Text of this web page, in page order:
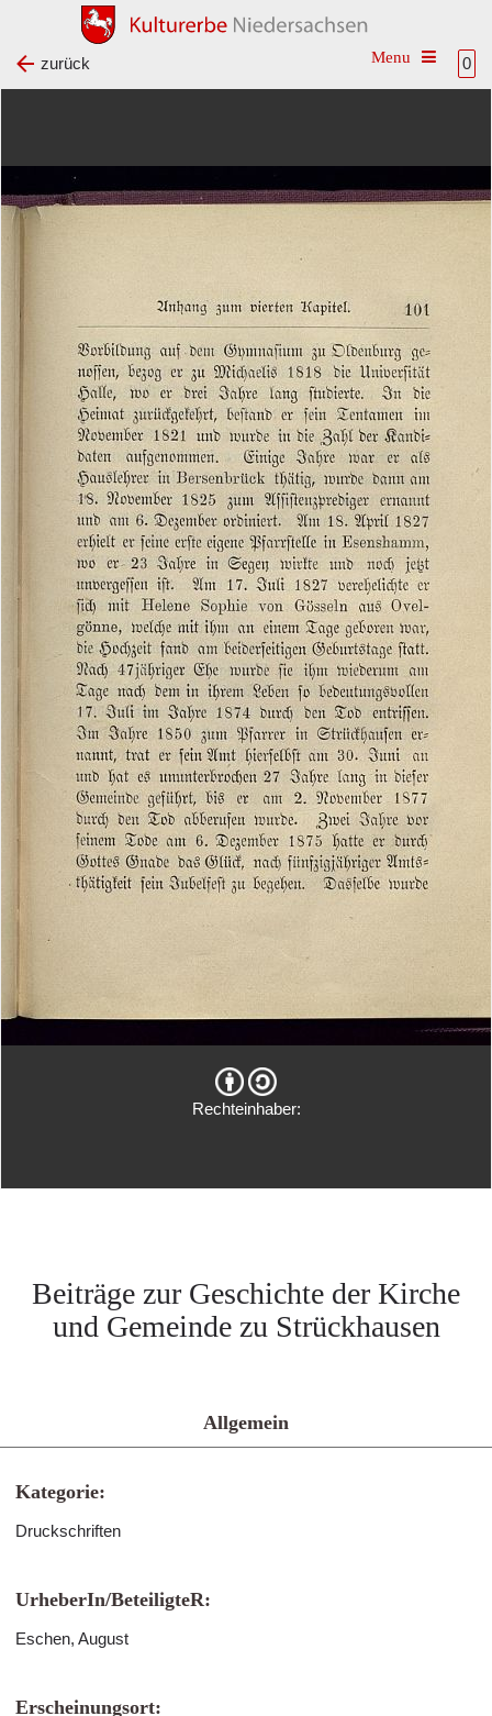
0
Toggle
zurück
Rechteinhaber:
Beiträge zur Geschichte der Kirche
und Gemeinde zu Strückhausen
Allgemein
Kategorie:
Druckschriften
UrheberIn/BeteiligteR:
Eschen, August
Erscheinungsort: